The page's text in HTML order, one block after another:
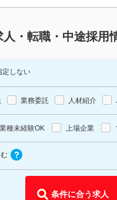
人・転職・中途採用
定しない
業務委託 人材紹介
業種未経験OK 上場企業
条件に合う求人